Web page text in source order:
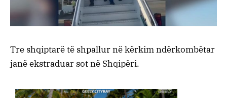
Tre shqiptarë të shpallur në kërkim ndërkombëtar
janë ekstraduar sot në Shqipëri.